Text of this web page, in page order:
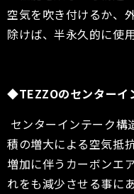
空気を吹き付けるか、
除けば、半永久的に使
◆TEZZOのセンターイ
センターインテーク構
積の増大による空気抵
増加に伴うカーボンエ
れをも減少させる事にあ